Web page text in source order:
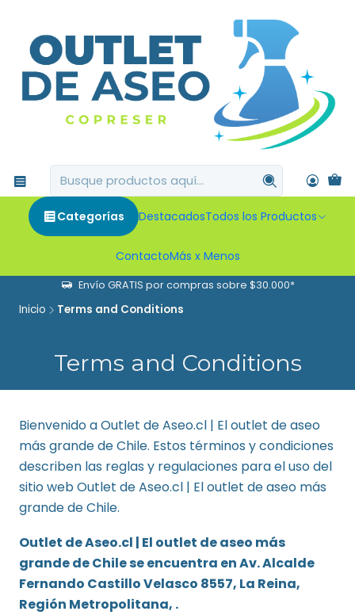
Categorías DestacadosTodos los Productos
ContactoMás x Menos
Envío GRATIS por compras sobre $30.000*
Inicio Terms and Conditions
Terms and Conditions
Bienvenido a Outlet de Aseo.cl | El outlet de aseo
más grande de Chile. Estos términos y condiciones
describen las reglas y regulaciones para el uso del
sitio web Outlet de Aseo.cl | El outlet de aseo más
grande de Chile.
Outlet de Aseo.cl | El outlet de aseo más
grande de Chile se encuentra en Av. Alcalde
Fernando Castillo Velasco 8557, La Reina,
Región Metropolitana, .